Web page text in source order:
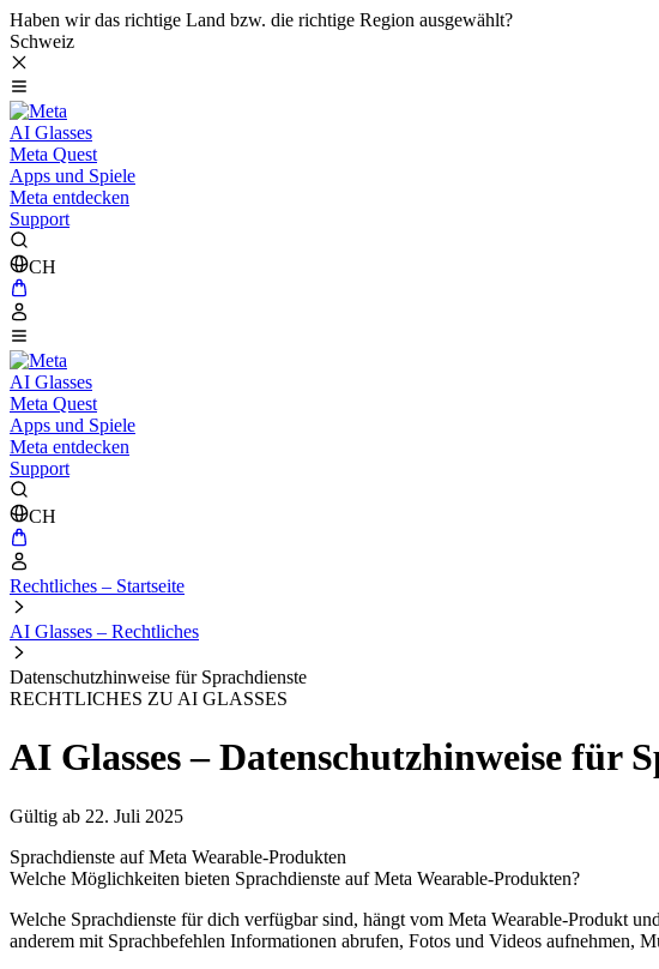
Haben wir das richtige Land bzw. die richtige Region ausgewählt?
Schweiz
AI Glasses
Meta Quest
Apps und Spiele
Meta entdecken
Support
CH
AI Glasses
Meta Quest
Apps und Spiele
Meta entdecken
Support
CH
Rechtliches – Startseite
AI Glasses – Rechtliches
Datenschutzhinweise für Sprachdienste
RECHTLICHES ZU AI GLASSES
AI Glasses – Datenschutzhinweise für
Gültig ab 22. Juli 2025
Sprachdienste auf Meta Wearable-Produkten
Welche Möglichkeiten bieten Sprachdienste auf Meta Wearable-Produkten?
Welche Sprachdienste für dich verfügbar sind, hängt vom Meta Wearable-Produkt
anderem mit Sprachbefehlen Informationen abrufen, Fotos und Videos aufnehmen,